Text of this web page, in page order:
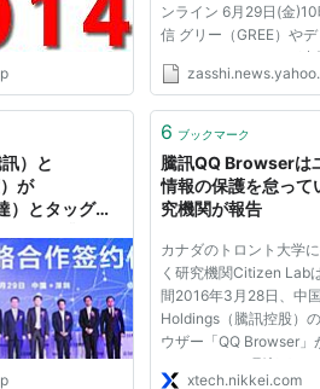
ンライン 6月29日(金
信 グリー（GREE）やデ
ヌ・エー（DeNA）が中
出を積極化している。中
ャルゲームが大好きだ。
で...
）と
が
）とタッグを
Alibaba（阿里
6 ブックマーク
騰訊QQ Browserは
情報の保護を怠って
究機関が報告
カナダのトロント大学
く研究機関Citizen Lab
間2016年3月28日、中
Holdings（騰訊控股）
ウザー「QQ Browser」
セキュリティ環境下で
xtech.nikkei.com